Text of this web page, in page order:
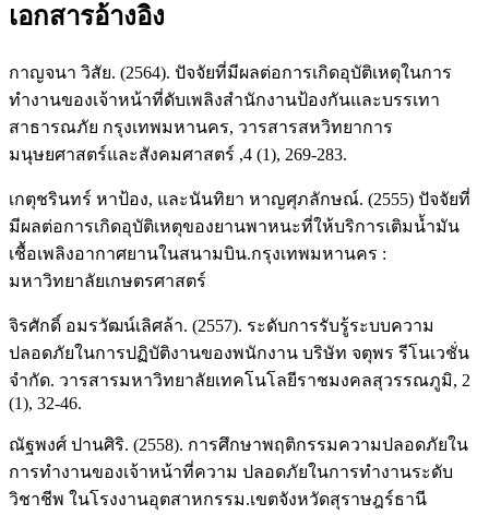
เอกสารอ้างอิง
กาญจนา วิสัย. (2564). ปัจจัยที่มีผลต่อการเกิดอุบัติเหตุในการ
ทำงานของเจ้าหน้าที่ดับเพลิงสำนักงานป้องกันและบรรเทา
สาธารณภัย กรุงเทพมหานคร, วารสารสหวิทยาการ
มนุษยศาสตร์และสังคมศาสตร์ ,4 (1), 269-283.
เกตุชรินทร์ หาป้อง, และนันทิยา หาญศุภลักษณ์. (2555) ปัจจัยที่
มีผลต่อการเกิดอุบัติเหตุของยานพาหนะที่ให้บริการเติมน้ำมัน
เชื้อเพลิงอากาศยานในสนามบิน.กรุงเทพมหานคร :
มหาวิทยาลัยเกษตรศาสตร์
จิรศักดิ์ อมรวัฒน์เลิศล้า. (2557). ระดับการรับรู้ระบบความ
ปลอดภัยในการปฏิบัติงานของพนักงาน บริษัท จตุพร รีโนเวชั่น
จำกัด. วารสารมหาวิทยาลัยเทคโนโลยีราชมงคลสุวรรณภูมิ, 2
(1), 32-46.
ณัฐพงศ์ ปานศิริ. (2558). การศึกษาพฤติกรรมความปลอดภัยใน
การทำงานของเจ้าหน้าที่ความ ปลอดภัยในการทำงานระดับ
วิชาชีพ ในโรงงานอุตสาหกรรม.เขตจังหวัดสุราษฎร์ธานี